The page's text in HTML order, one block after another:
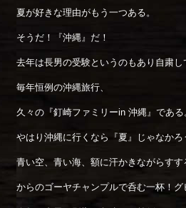
夏が好きな理由がもう一つある。
そうだ！『沖縄』だ！
去年は長男の受験というのもあり自粛し
毎年恒例の沖縄旅行、
久々の『釘崎ファミリーin 沖縄』である
やはり沖縄に行くなら『夏』じゃなかろ
青い空、青い海、額に汗かきながらすす
からのゴーヤチャンプルで呑む一杯！グ